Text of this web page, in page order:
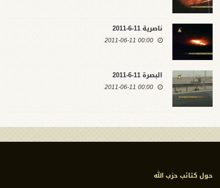
ناصرية 11-6-2011
00:00 2011-06-11
البصرة 11-6-2011
00:00 2011-06-11
حول كتائب حزب الله